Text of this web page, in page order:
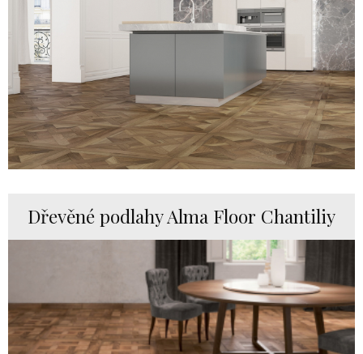
Dřevěné podlahy Alma Floor Chantiliy